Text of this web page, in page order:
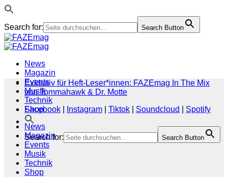
Search for: Search Button
Zum
Inhalt
News
Magazin
Events
Musik
Technik
Shop
Search for: Search Button
Exklusiv für Heft-Leser*innen: FAZEmag In The Mix
von Tommahawk & Dr. Motte
Facebook
Instagram Tiktok Soundcloud
Spotify
News
Magazin
Events
Musik
Technik
Shop